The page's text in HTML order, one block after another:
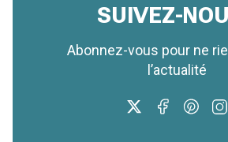
SUIVEZ-
Abonnez-vous pour ne
l’actualité